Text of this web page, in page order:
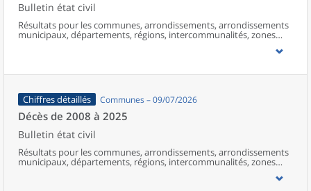
Bulletin état civil
Résultats pour les communes, arrondissements, arrondissements
municipaux, départements, régions, intercommunalités, zones
d’emploi, bassins de vie, unités urbaines et aires d’attraction des
Chiffres détaillés Communes – 09/07/2026
Décès de 2008 à 2025
Bulletin état civil
Résultats pour les communes, arrondissements, arrondissements
municipaux, départements, régions, intercommunalités, zones
d’emploi, bassins de vie, unités urbaines et aires d’attraction des